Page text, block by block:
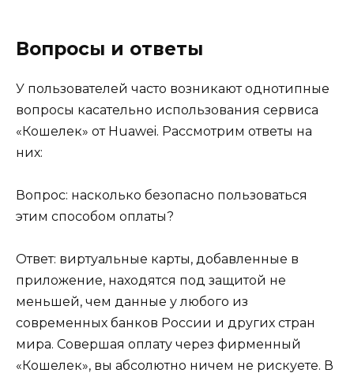
Вопросы и ответы
У пользователей часто возникают однотипные
вопросы касательно использования сервиса
«Кошелек» от Huawei. Рассмотрим ответы на
них:
Вопрос: насколько безопасно пользоваться
этим способом оплаты?
Ответ: виртуальные карты, добавленные в
приложение, находятся под защитой не
меньшей, чем данные у любого из
современных банков России и других стран
мира. Совершая оплату через фирменный
«Кошелек», вы абсолютно ничем не рискуете. В